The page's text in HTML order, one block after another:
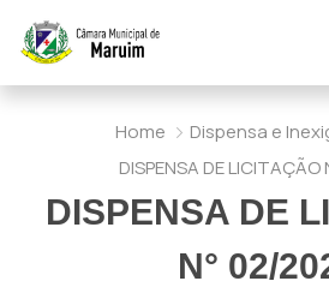
Home
Dispensa e
DISPENSA DE
DISPENSA DE
N° 02/